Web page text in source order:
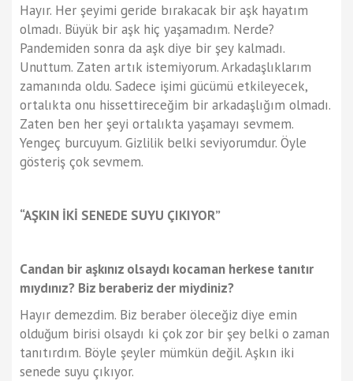
Hayır. Her şeyimi geride bırakacak bir aşk hayatım
olmadı. Büyük bir aşk hiç yaşamadım. Nerde?
Pandemiden sonra da aşk diye bir şey kalmadı.
Unuttum. Zaten artık istemiyorum. Arkadaşlıklarım
zamanında oldu. Sadece işimi gücümü etkileyecek,
ortalıkta onu hissettireceğim bir arkadaşlığım olmadı.
Zaten ben her şeyi ortalıkta yaşamayı sevmem.
Yengeç burcuyum. Gizlilik belki seviyorumdur. Öyle
gösteriş çok sevmem.
“AŞKIN İKİ SENEDE SUYU ÇIKIYOR”
Candan bir aşkınız olsaydı kocaman herkese tanıtır
mıydınız? Biz beraberiz der miydiniz?
Hayır demezdim. Biz beraber öleceğiz diye emin
olduğum birisi olsaydı ki çok zor bir şey belki o zaman
tanıtırdım. Böyle şeyler mümkün değil. Aşkın iki
senede suyu çıkıyor.